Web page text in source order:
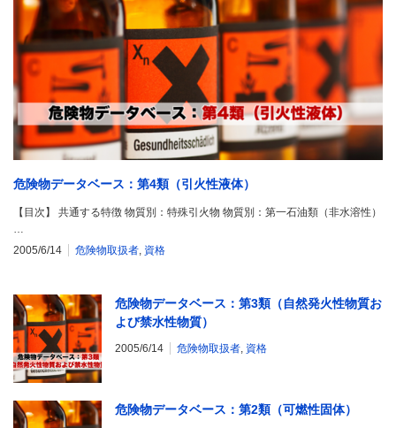
危険物データベース：第4類（引火性液体）
【目次】 共通する特徴 物質別：特殊引火物 物質別：第一石油類（非水溶性）
2005/6/14
危険物取扱者 資格
危険物データベース：第3類（自然発火性物質お
よび禁水性物質）
2005/6/14 危険物取扱者 資格
危険物データベース：第2類（可燃性固体）